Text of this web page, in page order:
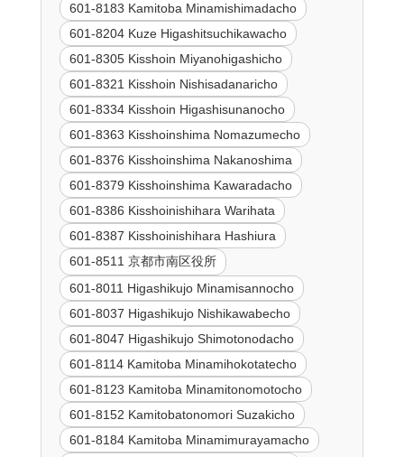
601-8183 Kamitoba Minamishimadacho
601-8204 Kuze Higashitsuchikawacho
601-8305 Kisshoin Miyanohigashicho
601-8321 Kisshoin Nishisadanaricho
601-8334 Kisshoin Higashisunanocho
601-8363 Kisshoinshima Nomazumecho
601-8376 Kisshoinshima Nakanoshima
601-8379 Kisshoinshima Kawaradacho
601-8386 Kisshoinishihara Warihata
601-8387 Kisshoinishihara Hashiura
601-8511 京都市南区役所
601-8011 Higashikujo Minamisannocho
601-8037 Higashikujo Nishikawabecho
601-8047 Higashikujo Shimotonodacho
601-8114 Kamitoba Minamihokotatecho
601-8123 Kamitoba Minamitonomotocho
601-8152 Kamitobatonomori Suzakicho
601-8184 Kamitoba Minamimurayamacho